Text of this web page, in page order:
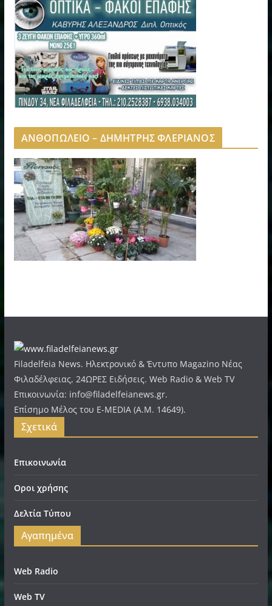
ΑΝΘΟΠΩΛΕΙΟ – ΔΗΜΗΤΡΗΣ ΦΛΕΡΙΑΝΟΣ
Filadelfeia News. Ηλεκτρονικό & Έντυπο Magazino Νέας
Φιλαδέλφειας, 24ΩΡΕΣ Ειδήσεις. Web Radio & Web TV
Επικοινωνία: info@filadelfeianews.gr.
Επίσημο Μέλος του E-MEDIA (A.M. 14649).
Σχετικά
Επικοινωνία
Οροι χρήσης
Δελτία Τύπου
Αγαπημένα
Web Radio
Web TV